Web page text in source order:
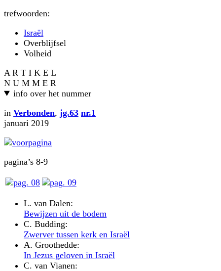
trefwoorden:
Israël
Overblijfsel
Volheid
A R T I K E L
N U M M E R
info over het nummer
in Verbonden, jg.63 nr.1
januari 2019
pagina’s 8-9
L. van Dalen:
Bewijzen uit de bodem
C. Budding:
Zwerver tussen kerk en Israël
A. Groothedde:
In Jezus geloven in Israël
C. van Vianen: